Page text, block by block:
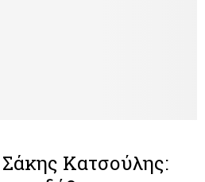
Κατσούλης: